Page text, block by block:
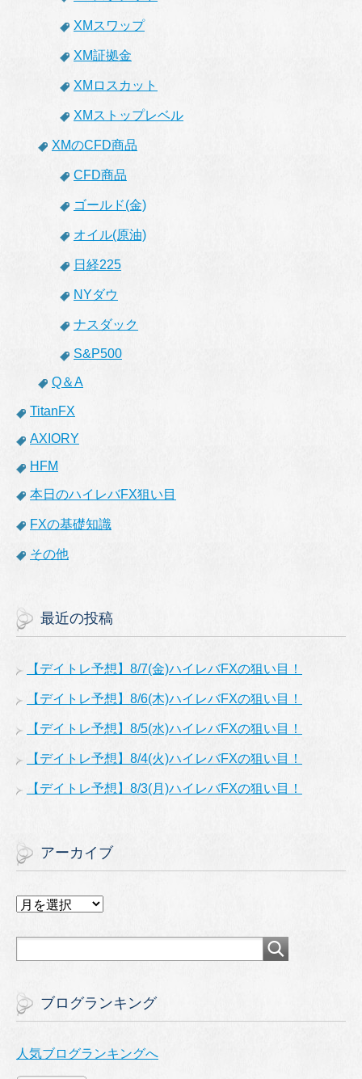
XMスワップ
XM証拠金
XMロスカット
XMストップレベル
XMのCFD商品
CFD商品
ゴールド(金)
オイル(原油)
日経225
NYダウ
ナスダック
S&P500
Q＆A
TitanFX
AXIORY
HFM
本日のハイレバFX狙い目
FXの基礎知識
その他
最近の投稿
【デイトレ予想】8/7(金)ハイレバFXの狙い目！
【デイトレ予想】8/6(木)ハイレバFXの狙い目！
【デイトレ予想】8/5(水)ハイレバFXの狙い目！
【デイトレ予想】8/4(火)ハイレバFXの狙い目！
【デイトレ予想】8/3(月)ハイレバFXの狙い目！
アーカイブ
ア
カ
ブログランキング
人気ブログランキングへ